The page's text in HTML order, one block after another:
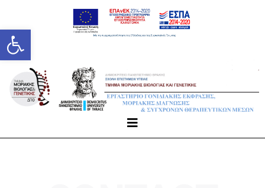
Ανοίξτε τη γραμμή εργαλείων